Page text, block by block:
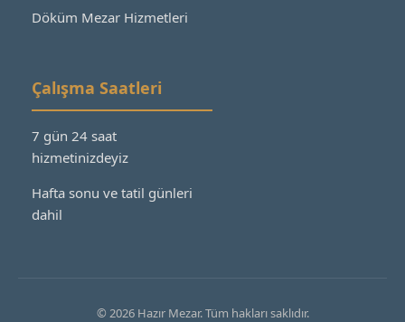
Döküm Mezar Hizmetleri
Çalışma Saatleri
7 gün 24 saat
hizmetinizdeyiz
Hafta sonu ve tatil günleri
dahil
© 2026 Hazır Mezar. Tüm hakları saklıdır.